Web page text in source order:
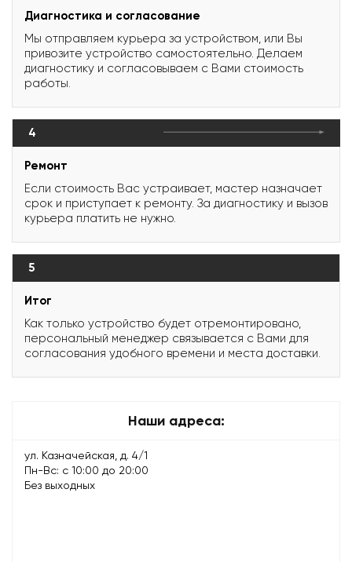
Диагностика и согласование
Мы отправляем курьера за устройством, или Вы
привозите устройство самостоятельно. Делаем
диагностику и согласовываем с Вами стоимость
работы.
4
Ремонт
Если стоимость Вас устраивает, мастер назначает
срок и приступает к ремонту. За диагностику и вызов
курьера платить не нужно.
5
Итог
Как только устройство будет отремонтировано,
персональный менеджер связывается с Вами для
согласования удобного времени и места доставки.
Наши адреса:
ул. Казначейская, д. 4/1
Пн-Вс: с 10:00 до 20:00
Без выходных